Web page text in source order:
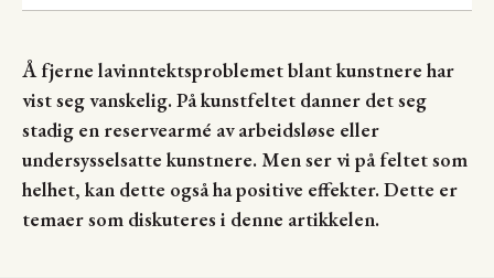
Å fjerne lavinntektsproblemet blant kunstnere har
vist seg vanskelig. På kunstfeltet danner det seg
stadig en reservearmé av arbeidsløse eller
undersysselsatte kunstnere. Men ser vi på feltet som
helhet, kan dette også ha positive effekter. Dette er
temaer som diskuteres i denne artikkelen.